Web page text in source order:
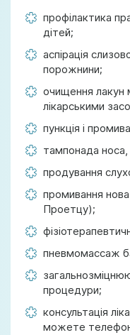
профілактика
дітей;
аспірація
порожнини;
очищення лакун
лікарськими
пункція і
тампонада
продування
промивання
Проетцу);
пневмомассаж
процедури;
консультація
можете